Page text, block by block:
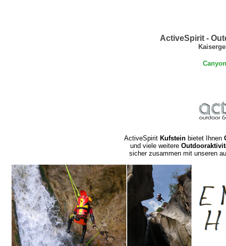
ActiveSpirit -
ActiveSpirit Kufsteinbietet Ihnen
und viele weitere
sicher zusammen mit unseren